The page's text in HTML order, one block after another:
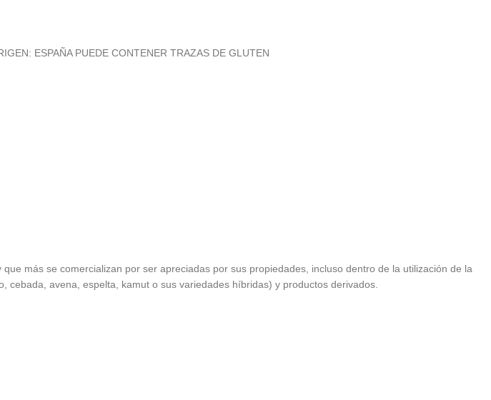
ESPAÑA PUEDE CONTENER TRAZAS DE GLUTEN
más se comercializan por ser apreciadas por sus propiedades, incluso dentro de la utilización de la
avena, espelta, kamut o sus variedades híbridas) y productos derivados.